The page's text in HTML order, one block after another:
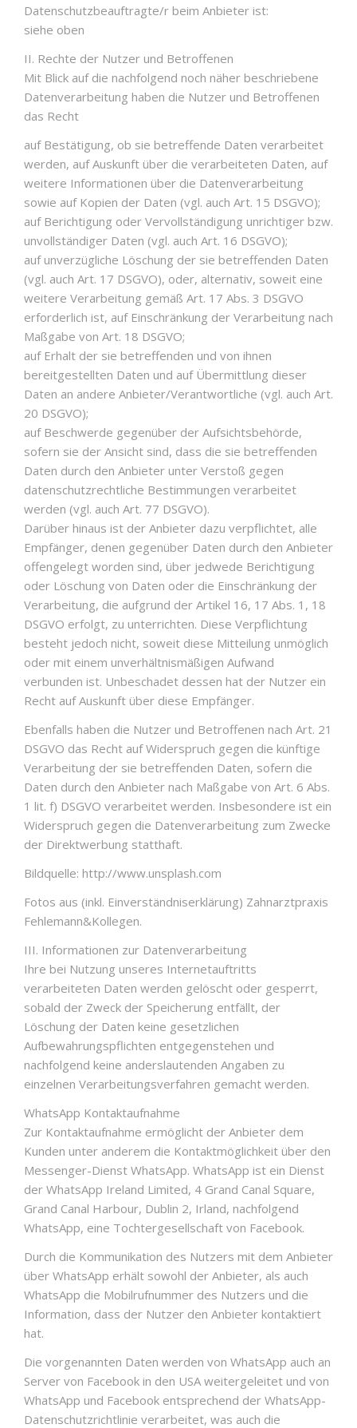
Datenschutzbeauftragte/r beim Anbieter ist:
siehe oben
II. Rechte der Nutzer und Betroffenen
Mit Blick auf die nachfolgend noch näher beschriebene
Datenverarbeitung haben die Nutzer und Betroffenen
das Recht
auf Bestätigung, ob sie betreffende Daten verarbeitet
werden, auf Auskunft über die verarbeiteten Daten, auf
weitere Informationen über die Datenverarbeitung
sowie auf Kopien der Daten (vgl. auch Art. 15 DSGVO);
auf Berichtigung oder Vervollständigung unrichtiger bzw.
unvollständiger Daten (vgl. auch Art. 16 DSGVO);
auf unverzügliche Löschung der sie betreffenden Daten
(vgl. auch Art. 17 DSGVO), oder, alternativ, soweit eine
weitere Verarbeitung gemäß Art. 17 Abs. 3 DSGVO
erforderlich ist, auf Einschränkung der Verarbeitung nach
Maßgabe von Art. 18 DSGVO;
auf Erhalt der sie betreffenden und von ihnen
bereitgestellten Daten und auf Übermittlung dieser
Daten an andere Anbieter/Verantwortliche (vgl. auch Art.
20 DSGVO);
auf Beschwerde gegenüber der Aufsichtsbehörde,
sofern sie der Ansicht sind, dass die sie betreffenden
Daten durch den Anbieter unter Verstoß gegen
datenschutzrechtliche Bestimmungen verarbeitet
werden (vgl. auch Art. 77 DSGVO).
Darüber hinaus ist der Anbieter dazu verpflichtet, alle
Empfänger, denen gegenüber Daten durch den Anbieter
offengelegt worden sind, über jedwede Berichtigung
oder Löschung von Daten oder die Einschränkung der
Verarbeitung, die aufgrund der Artikel 16, 17 Abs. 1, 18
DSGVO erfolgt, zu unterrichten. Diese Verpflichtung
besteht jedoch nicht, soweit diese Mitteilung unmöglich
oder mit einem unverhältnismäßigen Aufwand
verbunden ist. Unbeschadet dessen hat der Nutzer ein
Recht auf Auskunft über diese Empfänger.
Ebenfalls haben die Nutzer und Betroffenen nach Art. 21
DSGVO das Recht auf Widerspruch gegen die künftige
Verarbeitung der sie betreffenden Daten, sofern die
Daten durch den Anbieter nach Maßgabe von Art. 6 Abs.
1 lit. f) DSGVO verarbeitet werden. Insbesondere ist ein
Widerspruch gegen die Datenverarbeitung zum Zwecke
der Direktwerbung statthaft.
Bildquelle: http://www.unsplash.com
Fotos aus (inkl. Einverständniserklärung) Zahnarztpraxis
Fehlemann&Kollegen.
III. Informationen zur Datenverarbeitung
Ihre bei Nutzung unseres Internetauftritts
verarbeiteten Daten werden gelöscht oder gesperrt,
sobald der Zweck der Speicherung entfällt, der
Löschung der Daten keine gesetzlichen
Aufbewahrungspflichten entgegenstehen und
nachfolgend keine anderslautenden Angaben zu
einzelnen Verarbeitungsverfahren gemacht werden.
WhatsApp Kontaktaufnahme
Zur Kontaktaufnahme ermöglicht der Anbieter dem
Kunden unter anderem die Kontaktmöglichkeit über den
Messenger-Dienst WhatsApp. WhatsApp ist ein Dienst
der WhatsApp Ireland Limited, 4 Grand Canal Square,
Grand Canal Harbour, Dublin 2, Irland, nachfolgend
WhatsApp, eine Tochtergesellschaft von Facebook.
Durch die Kommunikation des Nutzers mit dem Anbieter
über WhatsApp erhält sowohl der Anbieter, als auch
WhatsApp die Mobilrufnummer des Nutzers und die
Information, dass der Nutzer den Anbieter kontaktiert
hat.
Die vorgenannten Daten werden von WhatsApp auch an
Server von Facebook in den USA weitergeleitet und von
WhatsApp und Facebook entsprechend der WhatsApp-
Datenschutzrichtlinie verarbeitet, was auch die